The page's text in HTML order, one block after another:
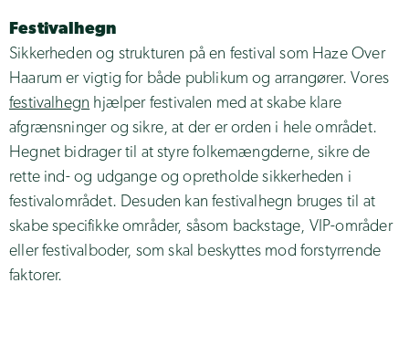
Festivalhegn
Sikkerheden og strukturen på en festival som Haze Over
Haarum er vigtig for både publikum og arrangører. Vores
festivalhegn hjælper festivalen med at skabe klare
afgrænsninger og sikre, at der er orden i hele området.
Hegnet bidrager til at styre folkemængderne, sikre de
rette ind- og udgange og opretholde sikkerheden i
festivalområdet. Desuden kan festivalhegn bruges til at
skabe specifikke områder, såsom backstage, VIP-områder
eller festivalboder, som skal beskyttes mod forstyrrende
faktorer.